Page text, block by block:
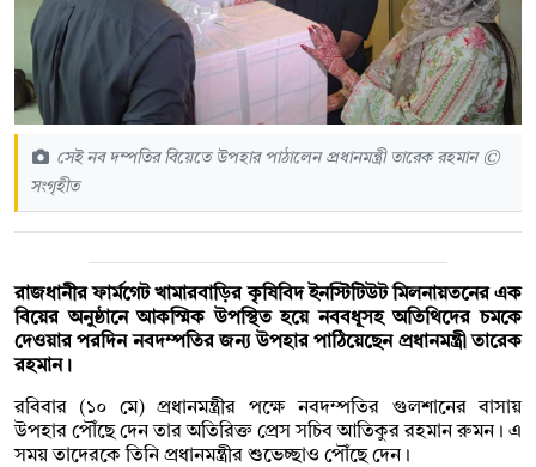
সেই নব দম্পতির বিয়েতে উপহার পাঠালেন প্রধানমন্ত্রী তারেক রহমান ©
সংগৃহীত
রাজধানীর ফার্মগেট খামারবাড়ির কৃষিবিদ ইনস্টিটিউট মিলনায়তনের এক
বিয়ের অনুষ্ঠানে আকস্মিক উপস্থিত হয়ে নববধূসহ অতিথিদের চমকে
দেওয়ার পরদিন নবদম্পতির জন্য উপহার পাঠিয়েছেন প্রধানমন্ত্রী তারেক
রহমান।
রবিবার (১০ মে) প্রধানমন্ত্রীর পক্ষে নবদম্পতির গুলশানের বাসায়
উপহার পৌঁছে দেন তার অতিরিক্ত প্রেস সচিব আতিকুর রহমান রুমন। এ
সময় তাদেরকে তিনি প্রধানমন্ত্রীর শুভেচ্ছাও পৌঁছে দেন।